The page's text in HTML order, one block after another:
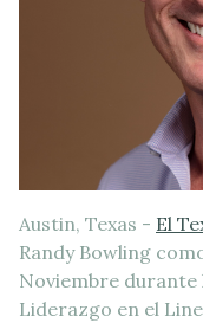
Austin, Texas - El
Randy Bowling
Noviembre durante
Liderazgo en el